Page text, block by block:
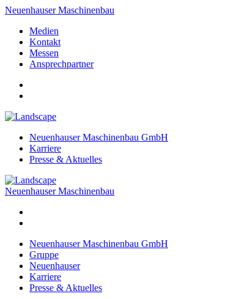
Neuenhauser Maschinenbau
Medien
Kontakt
Messen
Ansprechpartner
Neuenhauser Maschinenbau GmbH
Karriere
Presse & Aktuelles
Neuenhauser Maschinenbau
Neuenhauser Maschinenbau GmbH
Gruppe
Neuenhauser
Karriere
Presse & Aktuelles